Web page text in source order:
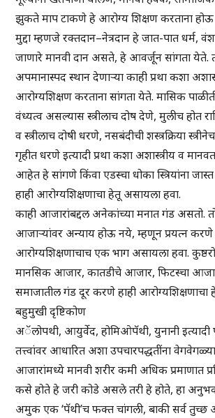
झुकते माप टाकणे हे आरोग्य शिक्षण करताना
मुद्दा म्हणजे रक्तदान–नेत्रदान हे जात-पात धर्म,
जाणारे मानवी दान असते, हे आवर्जून सांगता येते.
अपमानास्पद स्थान देणाऱ्या काही प्रथा कशा
आरोग्यशिक्षण करताना सांगता येते. मासिक
वंध्यत्व असल्यास स्त्रीलाच दोष देणे, मुलीच होत
व स्त्रीलाच दोषी धरणे, नसबंदीची शस्त्रक्रिया
गृहीत धरणे इत्यादी प्रथा कशा अशास्त्रीय व
आहेत हे सांगणे किंवा एडस्चा धोका स्त्रियांना
हाही आरोग्यशिक्षणाचा हेतू असायला हवा.
काही आजारांबद्दल अनेकांच्या मनात गंड असतो.
आजाऱ्यांवर अन्याय होऊ नये, म्हणून प्रयत्न करणे
आरोग्यशिक्षणाचाच एक भाग असायला हवा.
मानसिक आजार, कातडीचे आजार, फिटस्चा
समाजातील गंड दूर करणे हाही आरोग्यशिक्षणाचा
बहुमुखी दृष्टिकोण
अॅलोपथी, आयुर्वेद, होमिओपॅथी, युनानी इत्यादी
तत्त्वांवर आधारित अशा उपचारपद्धतींना वेगवेगळ्या
आजारांमध्ये मानवी शरीर कमी अधिक प्रमाणात
कसे होते हे जरी कोडे असले तरी हे होते, हा
अमुक एक ‘पॅथी’च फक्त चांगली, बाकी सर्व तुच्छ